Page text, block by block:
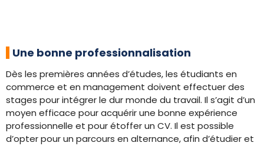
Une bonne professionnalisation
Dès les premières années d’études, les étudiants en
commerce et en management doivent effectuer des
stages pour intégrer le dur monde du travail. Il s’agit d’un
moyen efficace pour acquérir une bonne expérience
professionnelle et pour étoffer un CV. Il est possible
d’opter pour un parcours en alternance, afin d’étudier et